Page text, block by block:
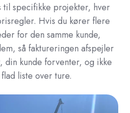
til specifikke projekter, hver
Hvis du kører flere
for den samme kunde,
så faktureringen afspejler
din kunde forventer, og ikke
liste over ture.